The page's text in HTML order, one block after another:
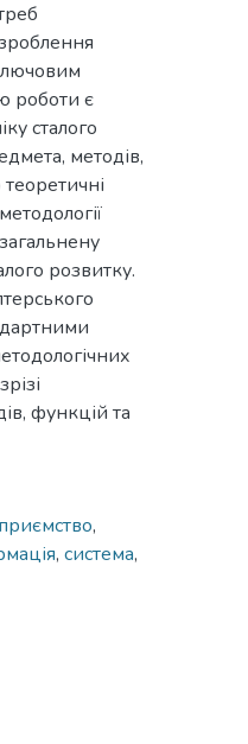
роботи є
сталого
методів,
розвитку.
функцій та
,
, система,